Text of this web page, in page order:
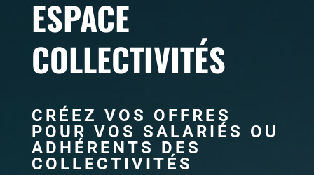
ESPACE
COLLECTIVITÉS
CRÉEZ VOS OFFRES
POUR VOS SALARIÉS OU
ADHÉRENTS DES
COLLECTIVITÉS